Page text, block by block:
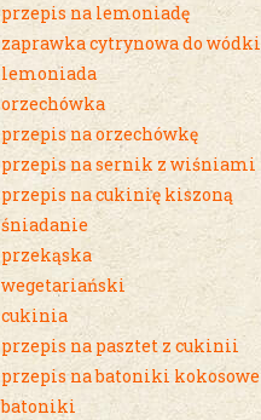
przepis na lemoniadę
zaprawka cytrynowa do wódki
lemoniada
orzechówka
przepis na orzechówkę
przepis na sernik z wiśniami
przepis na cukinię kiszoną
śniadanie
przekąska
wegetariański
cukinia
przepis na pasztet z cukinii
przepis na batoniki kokosowe
batoniki